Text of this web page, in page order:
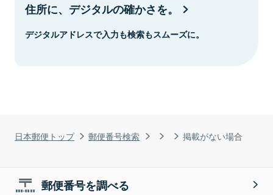
日本郵便トップ 郵便番号検索 掲載がない場合
住所に、デジタルの確かさを。
デジタルアドレスで入力も検索もスムーズに。
郵便番号を調べる